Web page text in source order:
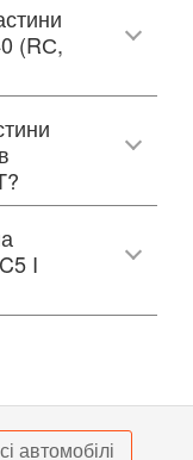
(RС,
I
автомобілі